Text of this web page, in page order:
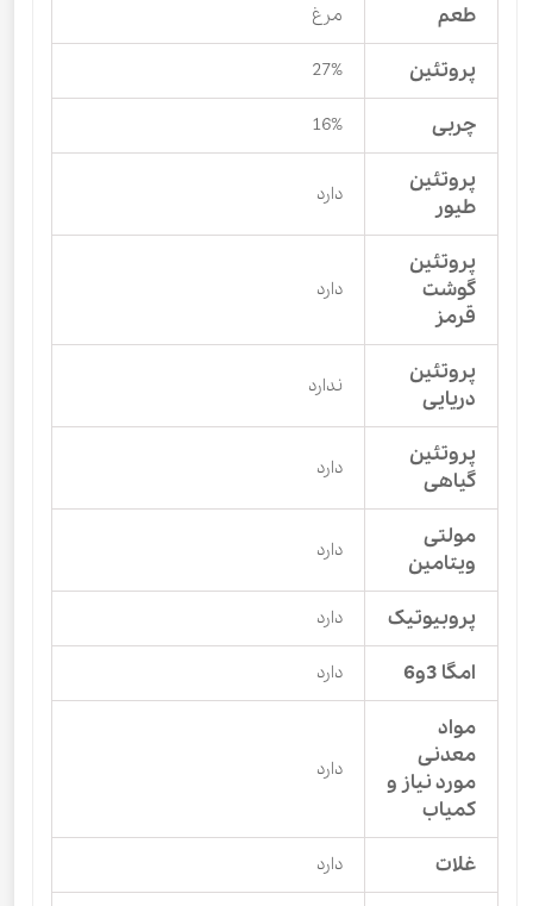
طعم مرغ
پروتئین 27%
چربی 16%
پروتئین
طیور
دارد
پروتئین
گوشت
قرمز
دارد
پروتئین
دریایی
ندارد
پروتئین
گیاهی
دارد
مولتی
ویتامین
دارد
پروبیوتیک دارد
امگا 3و6 دارد
مواد
معدنی
مورد نیاز و
کمیاب
دارد
غلات دارد